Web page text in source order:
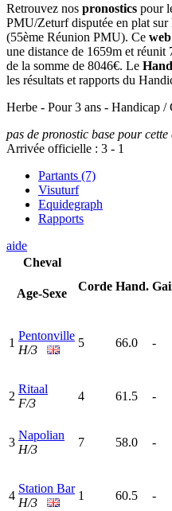
Retrouvez nos pronostics pour
PMU/Zeturf disputée en plat sur
(55ème Réunion PMU). Ce web
une distance de 1659m et réunit
de la somme de 8046€. Le
les résultats et rapports du
Herbe - Pour 3 ans - Handicap /
pas de pronostic base pour cette
Arrivée officielle : 3 - 1
Partants (7)
Visuturf
Equidegraph
Rapports
aide
Cheval
Age-Sexe
Corde Hand.
1
Pentonville
H/3
5 66.0 -
2
Ritaal
F/3
4 61.5 -
3
Napolian
H/3
7 58.0 -
4
Station Bar
H/3
1 60.5 -